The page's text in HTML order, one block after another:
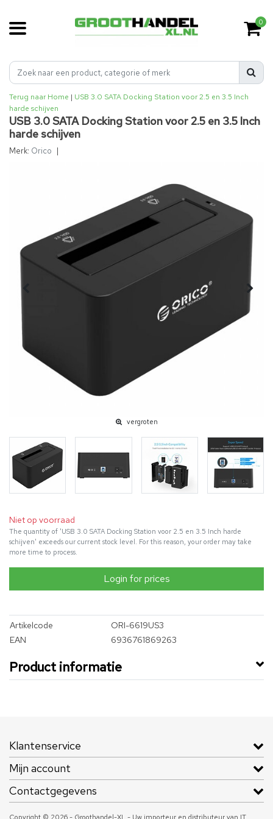
0
Terug naar Home | USB 3.0 SATA Docking Station voor 2.5 en 3.5 Inch
harde schijven
USB 3.0 SATA Docking Station voor 2.5 en 3.5 Inch
harde schijven
Merk: Orico |
vergroten
Niet op voorraad
The quantity of 'USB 3.0 SATA Docking Station voor 2.5 en 3.5 Inch harde
schijven' exceeds our current stock level. For this reason, your order may take
more time to process.
Login for prices
Artikelcode
ORI-6619US3
EAN
6936761869263
Product informatie
Klantenservice
Mijn account
Contactgegevens